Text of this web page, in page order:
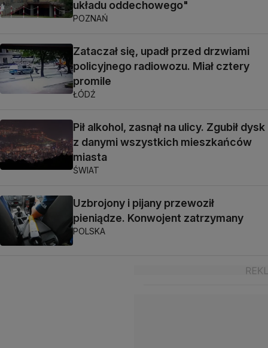
układu oddechowego"
POZNAŃ
Zataczał się, upadł przed drzwiami
policyjnego radiowozu. Miał cztery
promile
ŁÓDŹ
Pił alkohol, zasnął na ulicy. Zgubił dysk
z danymi wszystkich mieszkańców
miasta
ŚWIAT
Uzbrojony i pijany przewoził
pieniądze. Konwojent zatrzymany
POLSKA